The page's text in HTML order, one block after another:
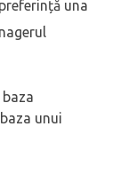
una
unui